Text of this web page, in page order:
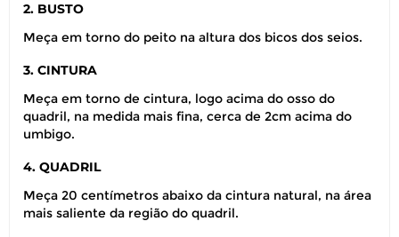
2. BUSTO
Meça em torno do peito na altura dos bicos dos seios.
3. CINTURA
Meça em torno de cintura, logo acima do osso do
quadril, na medida mais fina, cerca de 2cm acima do
umbigo.
4. QUADRIL
Meça 20 centímetros abaixo da cintura natural, na área
mais saliente da região do quadril.